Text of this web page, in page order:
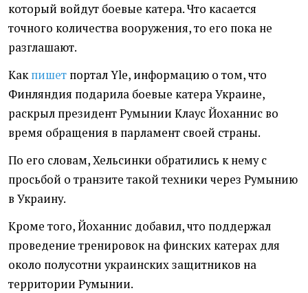
который войдут боевые катера. Что касается
точного количества вооружения, то его пока не
разглашают.
Какпишет портал Yle, информацию о том, что
Финляндия подарила боевые катера Украине,
раскрыл президент Румынии Клаус Йоханнис во
время обращения в парламент своей страны.
По его словам, Хельсинки обратились к нему с
просьбой о транзите такой техники через Румынию
в Украину.
Кроме того, Йоханнис добавил, что поддержал
проведение тренировок на финских катерах для
около полусотни украинских защитников на
территории Румынии.